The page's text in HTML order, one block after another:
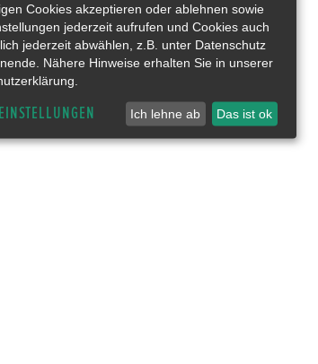
Cookies akzeptieren oder ablehnen sowie
jederzeit aufrufen und Cookies auch
jederzeit abwählen, z.B. unter Datenschutz
Nähere Hinweise erhalten Sie in unserer
Ich lehne ab Das ist ok